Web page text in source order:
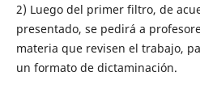
2) Luego del primer filtro, de
presentado, se pedirá a
materia que revisen el trabajo,
un formato de dictaminación.